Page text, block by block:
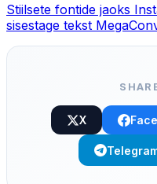
Stiilsete fontide jaoks
sisestage tekst
X